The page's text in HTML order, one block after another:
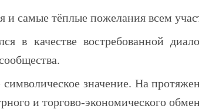
и самые тёплые пожелания всем
в качестве востребованной
значение. На
и торгово-экономического